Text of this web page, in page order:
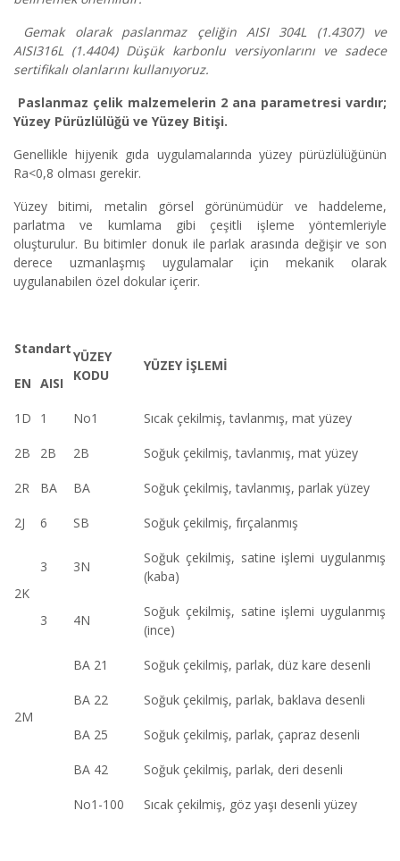
Gemak olarak paslanmaz çeliğin AISI 304L (1.4307) ve
AISI316L (1.4404) Düşük karbonlu versiyonlarını ve sadece
sertifikalı olanlarını kullanıyoruz.
Paslanmaz çelik malzemelerin 2 ana parametresi vardır;
Yüzey Pürüzlülüğü ve Yüzey Bitişi.
Genellikle hijyenik gıda uygulamalarında yüzey pürüzlülüğünün
Ra<0,8 olması gerekir.
Yüzey bitimi, metalin görsel görünümüdür ve haddeleme,
parlatma ve kumlama gibi çeşitli işleme yöntemleriyle
oluşturulur. Bu bitimler donuk ile parlak arasında değişir ve son
derece uzmanlaşmış uygulamalar için mekanik olarak
uygulanabilen özel dokular içerir.
StandartYÜZEY
KODU
YÜZEY İŞLEMİ
EN AISI
1D 1 No1 Sıcak çekilmiş, tavlanmış, mat yüzey
2B 2B 2B Soğuk çekilmiş, tavlanmış, mat yüzey
2R BA BA Soğuk çekilmiş, tavlanmış, parlak yüzey
2J 6 SB Soğuk çekilmiş, fırçalanmış
2K
3 3N
Soğuk çekilmiş, satine işlemi uygulanmış
(kaba)
3 4N
Soğuk çekilmiş, satine işlemi uygulanmış
(ince)
2M
BA 21 Soğuk çekilmiş, parlak, düz kare desenli
BA 22 Soğuk çekilmiş, parlak, baklava desenli
BA 25 Soğuk çekilmiş, parlak, çapraz desenli
BA 42 Soğuk çekilmiş, parlak, deri desenli
No1-100 Sıcak çekilmiş, göz yaşı desenli yüzey